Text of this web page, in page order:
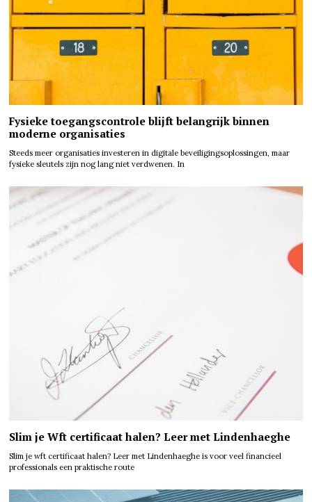
Fysieke toegangscontrole blijft belangrijk binnen
moderne organisaties
Steeds meer organisaties investeren in digitale beveiligingsoplossingen, maar
fysieke sleutels zijn nog lang niet verdwenen. In
Slim je Wft certificaat halen? Leer met Lindenhaeghe
Slim je wft certificaat halen? Leer met Lindenhaeghe is voor veel financieel
professionals een praktische route